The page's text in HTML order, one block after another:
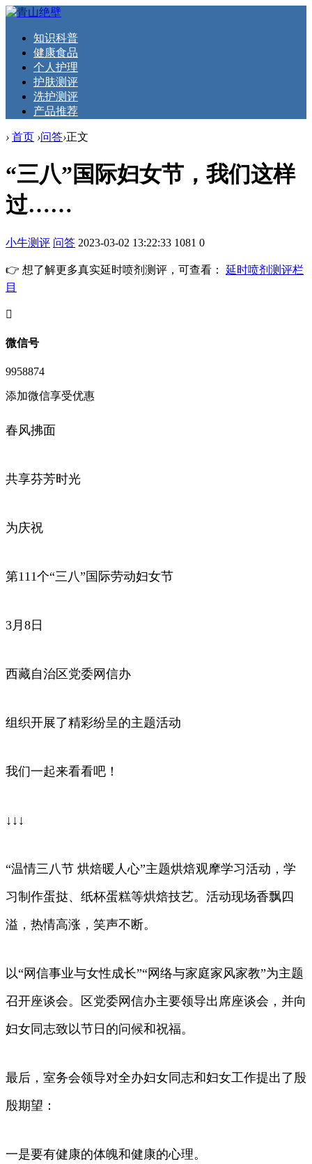
知识科普
健康食品
个人护理
护肤测评
洗护测评
产品推荐
› 首页 ›问答›正文
“三八”国际妇女节，我们这样
过……
小牛测评 问答 2023-03-02 13:22:33 1081 0
👉 想了解更多真实延时喷剂测评，可查看： 延时喷剂测评栏
目
󦘖
微信号
9958874
添加微信享受优惠
春风拂面
共享芬芳时光
为庆祝
第111个“三八”国际劳动妇女节
3月8日
西藏自治区党委网信办
组织开展了精彩纷呈的主题活动
我们一起来看看吧！
↓↓↓
“温情三八节 烘焙暖人心”主题烘焙观摩学习活动，学
习制作蛋挞、纸杯蛋糕等烘焙技艺。活动现场香飘四
溢，热情高涨，笑声不断。
以“网信事业与女性成长”“网络与家庭家风家教”为主题
召开座谈会。区党委网信办主要领导出席座谈会，并向
妇女同志致以节日的问候和祝福。
最后，室务会领导对全办妇女同志和妇女工作提出了殷
殷期望：
一是要有健康的体魄和健康的心理。